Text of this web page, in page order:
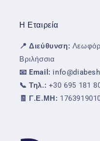
Η Εταιρεία
📍 Διεύθυνση:
Βριλήσσια
📧 Email:
📞 Τηλ.: +30 695 181
🧾 Γ.Ε.ΜΗ: